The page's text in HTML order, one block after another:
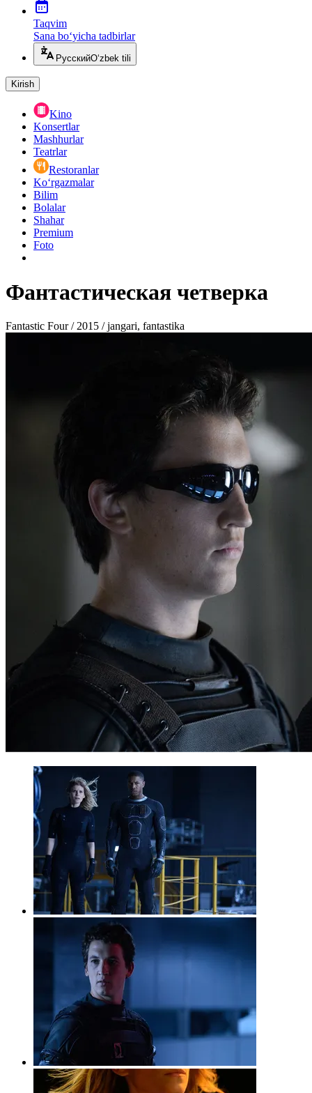
Taqvim
Sana bo‘yicha tadbirlar
РусскийO‘zbek tili
Kirish
Kino
Konsertlar
Mashhurlar
Teatrlar
Restoranlar
Ko‘rgazmalar
Bilim
Bolalar
Shahar
Premium
Foto
Фантастическая четверка
Fantastic Four / 2015 / jangari, fantastika